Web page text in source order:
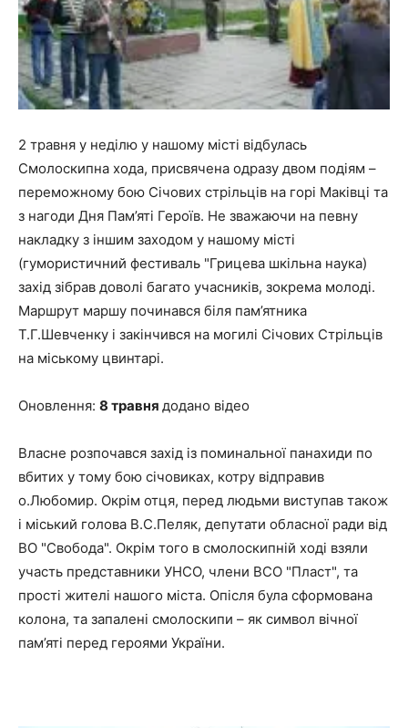
2 травня у неділю у нашому місті відбулась
Смолоскипна хода, присвячена одразу двом подіям –
переможному бою Січових стрільців на горі Маківці та
з нагоди Дня Пам’яті Героїв. Не зважаючи на певну
накладку з іншим заходом у нашому місті
(гумористичний фестиваль "Грицева шкільна наука)
захід зібрав доволі багато учасників, зокрема молоді.
Маршрут маршу починався біля пам’ятника
Т.Г.Шевченку і закінчився на могилі Січових Стрільців
на міському цвинтарі.
Оновлення: 8 травня додано відео
Власне розпочався захід із поминальної панахиди по
вбитих у тому бою січовиках, котру відправив
о.Любомир. Окрім отця, перед людьми виступав також
і міський голова В.С.Пеляк, депутати обласної ради від
ВО "Свобода". Окрім того в смолоскипній ході взяли
участь представники УНСО, члени ВСО "Пласт", та
прості жителі нашого міста. Опісля була сформована
колона, та запалені смолоскипи – як символ вічної
пам’яті перед героями України.